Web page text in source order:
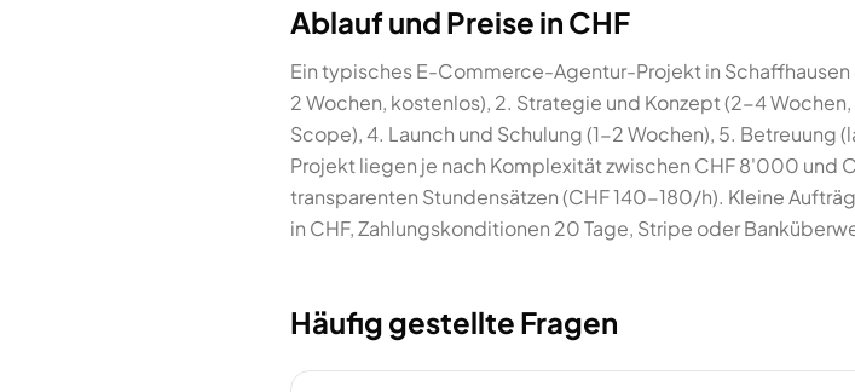
Ablauf und Preise in CHF
Ein typisches E-Commerce-Agentur-Projekt in
2 Wochen, kostenlos), 2. Strategie und Konzept (2-4
Scope), 4. Launch und Schulung (1-2 Wochen), 5. Betreuung
Projekt liegen je nach Komplexität zwischen CHF 8'000 und
transparenten Stundensätzen (CHF 140-180/h). Kleine
in CHF, Zahlungskonditionen 20 Tage, Stripe oder
Häufig gestellte Fragen